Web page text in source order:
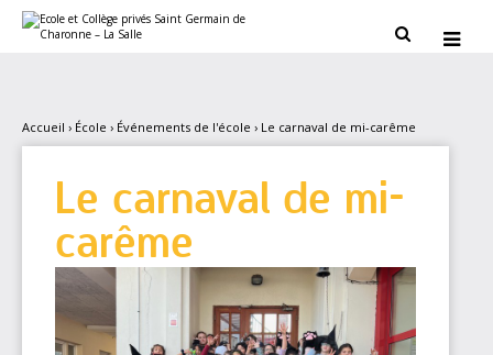
contenu.
personnels
 
Accueil › École › Événements de l'école › Le carnaval de mi-carême
Le carnaval de mi-
carême